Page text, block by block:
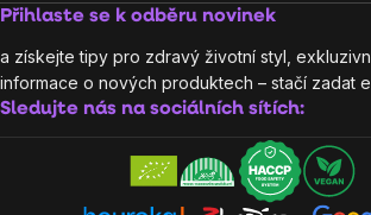
Přihlaste se k odběru novinek
a získejte tipy pro zdravý životní styl,
informace o nových produktech – stačí zadat
Sledujte nás na sociálních sítích: